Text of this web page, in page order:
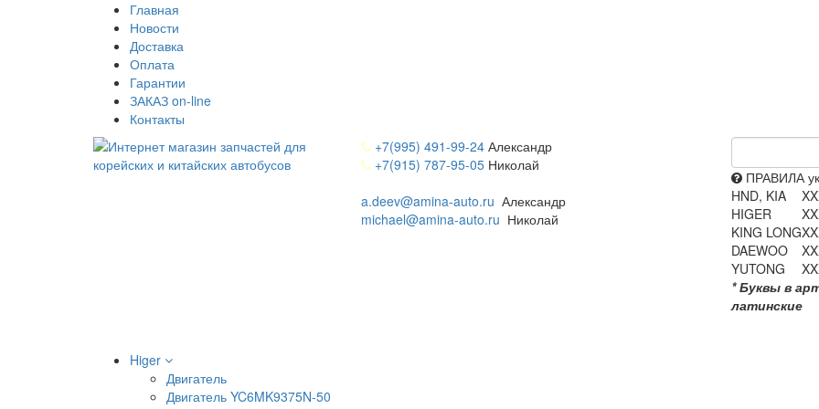
Главная
Новости
Доставка
Оплата
Гарантии
ЗАКАЗ on-line
Контакты
+7(995) 491-99-24Александр
+7(915) 787-95-05Николай
a.deev@amina-auto.ru Александр
michael@amina-auto.ru Николай
ПРАВИЛА
HND, KIA
HIGER
KING LONG
DAEWOO
YUTONG
* Буквы в
латинские
Higer
Двигатель
Двигатель YC6MK9375N-50